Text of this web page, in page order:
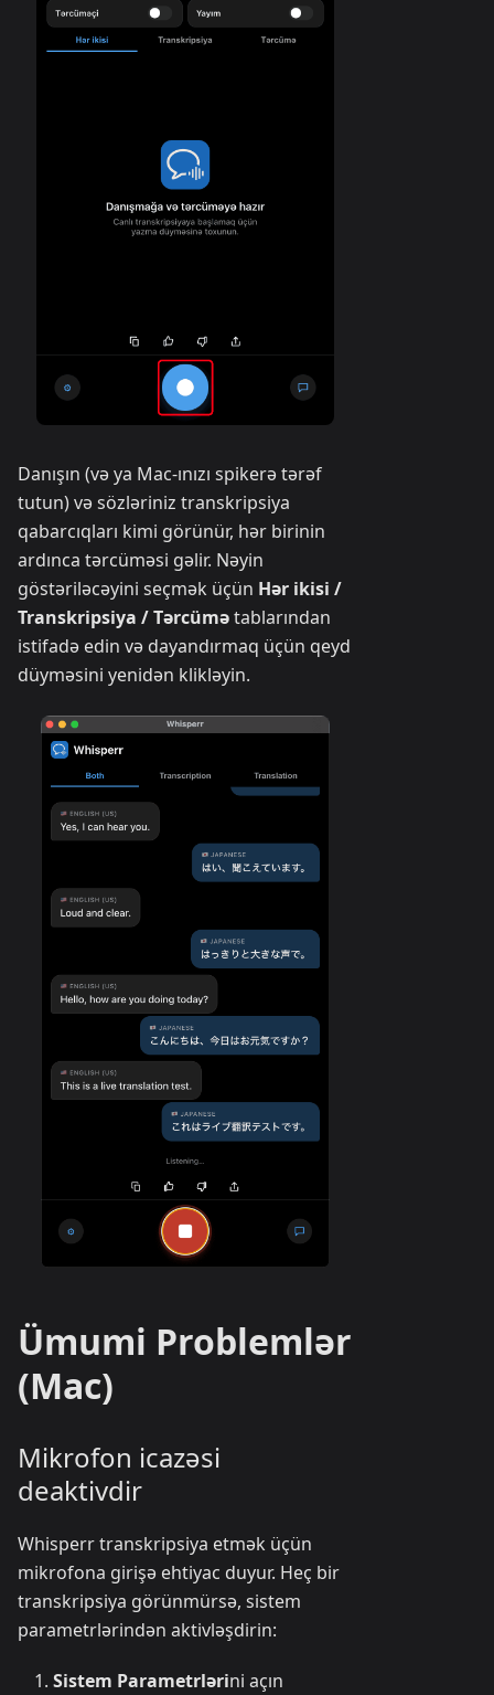
Danışın (və ya Mac-ınızı spikerə tərəf
tutun) və sözləriniz transkripsiya
qabarcıqları kimi görünür, hər birinin
ardınca tərcüməsi gəlir. Nəyin
göstəriləcəyini seçmək üçün Hər ikisi /
Transkripsiya / Tərcümətablarından
istifadə edin və dayandırmaq üçün qeyd
düyməsini yenidən klikləyin.
Ümumi Problemlər
(Mac)
Mikrofon icazəsi
deaktivdir
Whisperr transkripsiya etmək üçün
mikrofona girişə ehtiyac duyur. Heç bir
transkripsiya görünmürsə, sistem
parametrlərindən aktivləşdirin:
Sistem Parametrlərini açın